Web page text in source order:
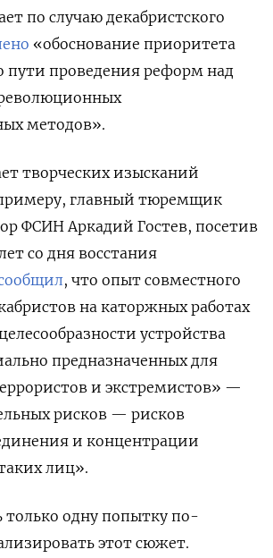
по случаю декабристского
«обоснование приоритета
пути проведения реформ над
методов».
творческих изысканий
главный тюремщик
ФСИН Аркадий Гостев, посетив
со дня восстания
, что опыт совместного
на каторжных работах
устройства
предназначенных для
и экстремистов» —
рисков — рисков
и концентрации
лиц».
только одну попытку по-
этот сюжет.